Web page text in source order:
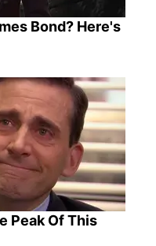
Bond? Here's
Peak Of This